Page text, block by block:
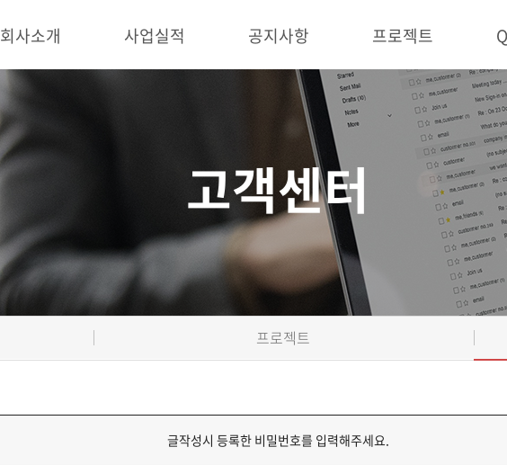
회사소개 사업실적 공지사항 프로젝트
고객센터
프로젝트
글작성시 등록한 비밀번호를 입력해주세요.